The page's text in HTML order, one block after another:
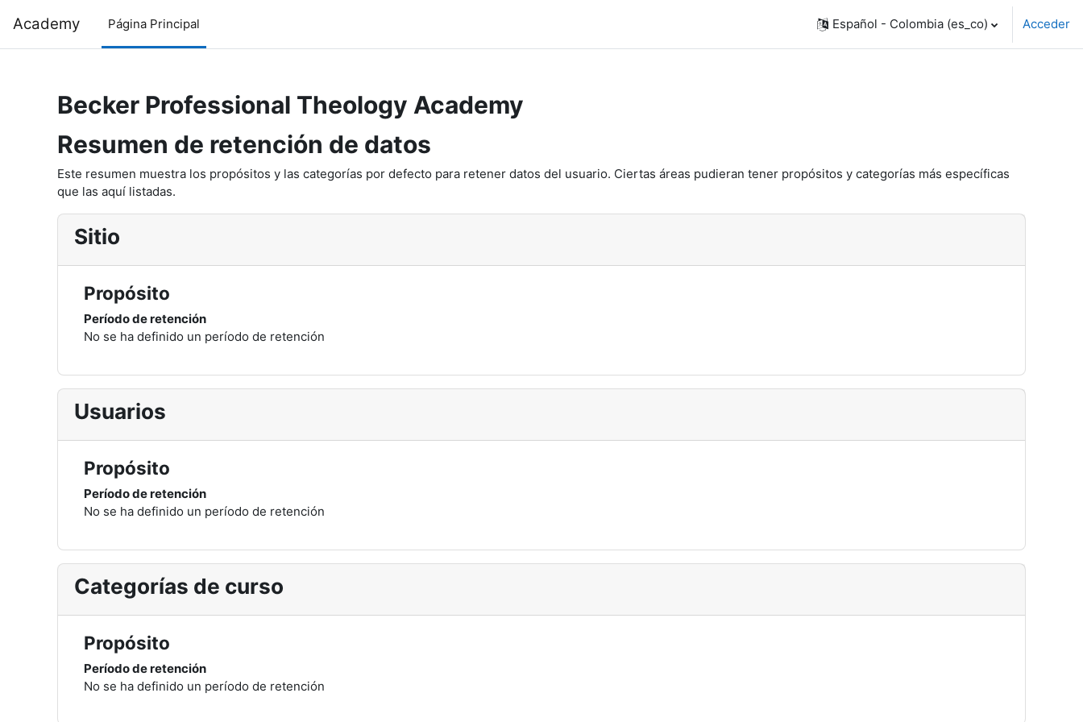
Academy Página Principal Español - Colombia ‎(es_co)‎ Acceder
Becker Professional Theology Academy
Resumen de retención de datos
Este resumen muestra los propósitos y las categorías por defecto para retener datos del usuario. Ciertas áreas pudieran tener propósitos y categorías más específicas
que las aquí listadas.
Sitio
Propósito
Período de retención
No se ha definido un período de retención
Usuarios
Propósito
Período de retención
No se ha definido un período de retención
Categorías de curso
Propósito
Período de retención
No se ha definido un período de retención